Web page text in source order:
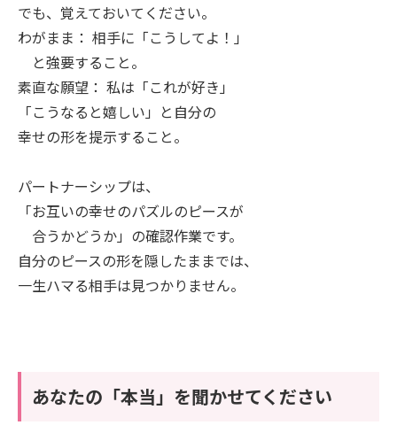
でも、覚えておいてください。
わがまま： 相手に「こうしてよ！」
と強要すること。
素直な願望： 私は「これが好き」
「こうなると嬉しい」と自分の
幸せの形を提示すること。
パートナーシップは、
「お互いの幸せのパズルのピースが
合うかどうか」の確認作業です。
自分のピースの形を隠したままでは、
一生ハマる相手は見つかりません。
あなたの「本当」を聞かせてください